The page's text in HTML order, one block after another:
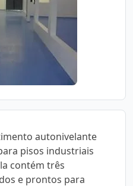
autonivelante
pisos industriais
contém três
e prontos para